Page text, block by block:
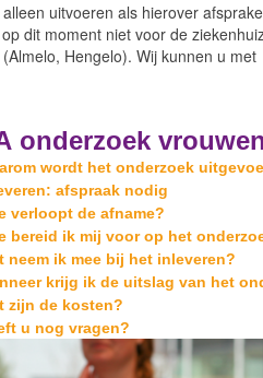
uitvoeren als hierover
dit moment niet voor de
Hengelo). Wij kunnen u met
onderzoek
wordt het onderzoek
afspraak nodig
verloopt de afname?
bereid ik mij voor op het
neem ik mee bij het inleveren?
krijg ik de uitslag van het
zijn de kosten?
u nog vragen?